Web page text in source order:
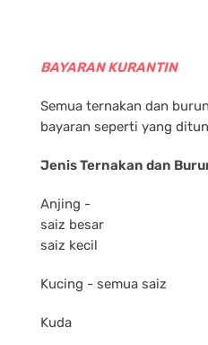
BAYARAN KURANTIN
Semua ternakan dan
bayaran seperti yang
Jenis Ternakan dan
Anjing -
saiz besar
saiz kecil
Kucing - semua saiz
Kuda